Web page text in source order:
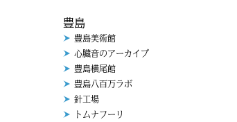
豊島
豊島美術館
心臓音のアーカイブ
豊島横尾館
豊島八百万ラボ
針工場
トムナフーリ